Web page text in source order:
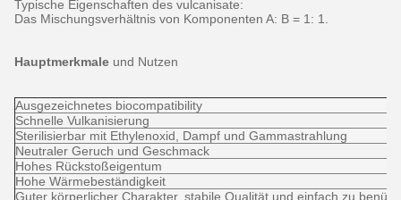
Typische Eigenschaften des vulcanisate:
Das Mischungsverhältnis von Komponenten A: B = 1: 1.
Hauptmerkmale und Nutzen
Ausgezeichnetes biocompatibility
Schnelle Vulkanisierung
Sterilisierbar mit Ethylenoxid, Dampf und Gammastrahlung
Neutraler Geruch und Geschmack
Hohes Rückstoßeigentum
Hohe Wärmebeständigkeit
Guter körperlicher Charakter, stabile Qualität und einfach zu